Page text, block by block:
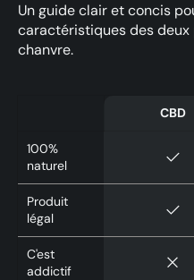
Un guide clair et concis
caractéristiques des
chanvre.
CBD
100%
naturel
Produit
légal
C'est
addictif